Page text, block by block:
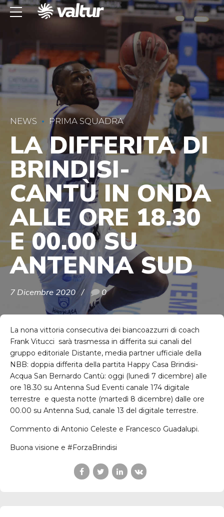
NEWS PRIMA SQUADRA
LA DIFFERITA DI
BRINDISI-
CANTÙ IN ONDA
ALLE ORE 18.30
E 00.00 SU
ANTENNA SUD
7 Dicembre 2020 0
La nona vittoria consecutiva dei biancoazzurri di coach
Frank Vitucci sarà trasmessa in differita sui canali del
gruppo editoriale Distante, media partner ufficiale della
NBB: doppia differita della partita Happy Casa Brindisi-
Acqua San Bernardo Cantù: oggi (lunedì 7 dicembre) alle
ore 18.30 su Antenna Sud Eventi canale 174 digitale
terrestre e questa notte (martedì 8 dicembre) dalle ore
00.00 su Antenna Sud, canale 13 del digitale terrestre.
Commento di Antonio Celeste e Francesco Guadalupi.
Buona visione e #ForzaBrindisi